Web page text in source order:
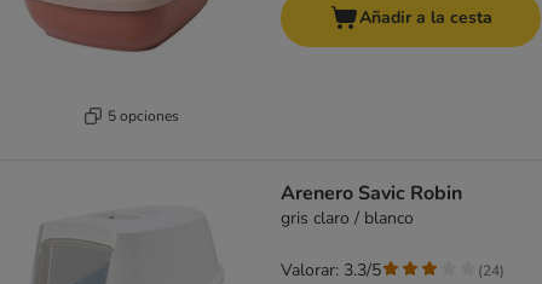
5 opciones
Añadir a la cesta
Arenero Savic Robin
gris claro / blanco
Valorar: 3.3/5 (24)